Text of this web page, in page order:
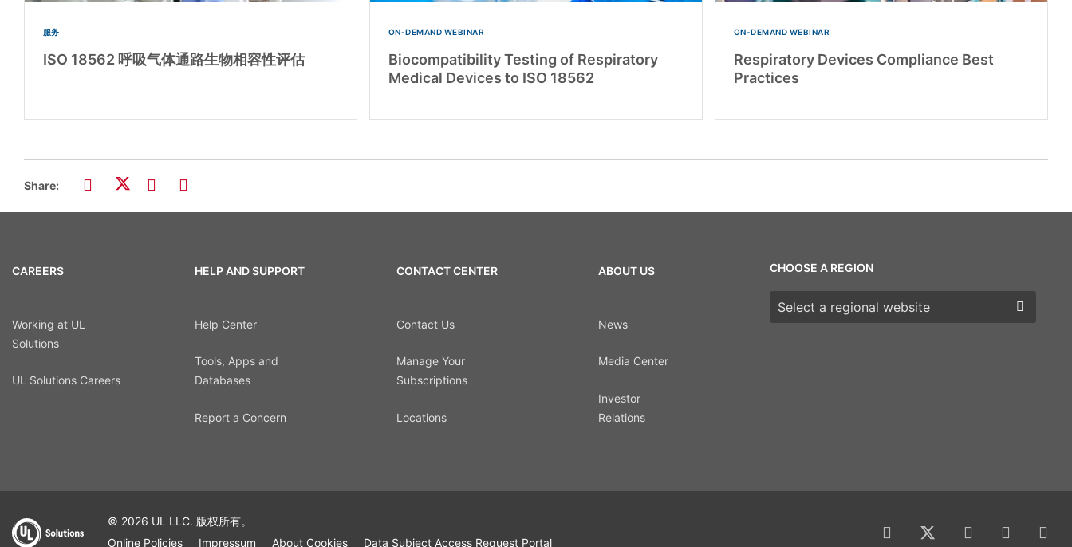
服务
ISO 18562 呼吸气体通路生物相容性评估
ON-DEMAND WEBINAR
Biocompatibility Testing of Respiratory
Medical Devices to ISO 18562
ON-DEMAND WEBINAR
Respiratory Devices Compliance Best
Practices
Share:
CAREERS
Working at UL
Solutions
UL Solutions Careers
HELP AND SUPPORT
Help Center
Tools, Apps and
Databases
Report a Concern
CONTACT CENTER
Contact Us
Manage Your
Subscriptions
Locations
ABOUT US
News
Media Center
Investor
Relations
CHOOSE A REGION
Choose a region
© 2026 UL LLC. 版权所有。
Online Policies
Impressum About Cookies Data Subject Access Request Portal